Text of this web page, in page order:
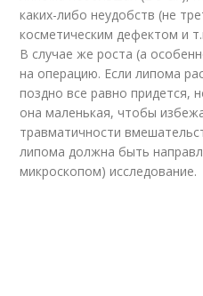
каких-либо неудобств (не
косметическим дефектом и
В случае же роста (а
на операцию. Если липома
поздно все равно придется,
она маленькая, чтобы
травматичности
липома должна быть
микроскопом) исследование.